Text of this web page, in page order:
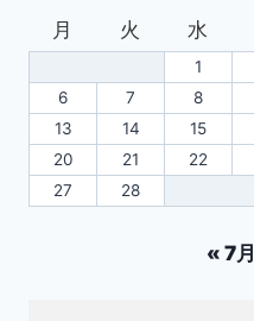
月
火 水
1
6
7 8
13
14 15
20
21 22
27
28
« 7月